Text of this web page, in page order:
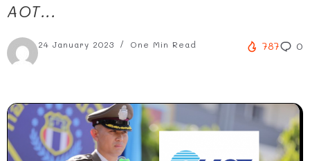
AOT...
24 January 2023 One Min Read 787 0